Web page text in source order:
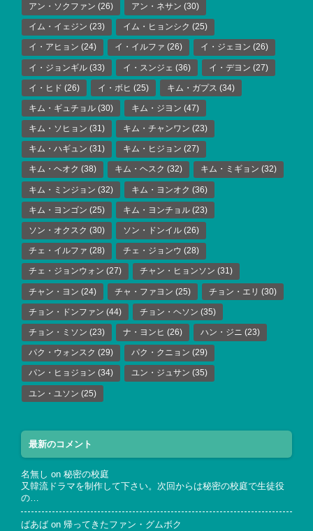
アン・ソクファン (26) アン・ネサン (30)
イム・イェジン (23) イム・ヒョンシク (25)
イ・アヒョン (24) イ・イルファ (26) イ・ジェヨン (26)
イ・ジョンギル (33) イ・スンジェ (36) イ・デヨン (27)
イ・ヒド (26) イ・ボヒ (25) キム・ガプス (34)
キム・ギュチョル (30) キム・ジヨン (47)
キム・ソヒョン (31) キム・チャンワン (23)
キム・ハギュン (31) キム・ヒジョン (27)
キム・ヘオク (38) キム・ヘスク (32) キム・ミギョン (32)
キム・ミンジョン (32) キム・ヨンオク (36)
キム・ヨンゴン (25) キム・ヨンチョル (23)
ソン・オクスク (30) ソン・ドンイル (26)
チェ・イルファ (28) チェ・ジョンウ (28)
チェ・ジョンウォン (27) チャン・ヒョンソン (31)
チャン・ヨン (24) チャ・ファヨン (25) チョン・エリ (30)
チョン・ドンファン (44) チョン・ヘソン (35)
チョン・ミソン (23) ナ・ヨンヒ (26) ハン・ジニ (23)
パク・ウォンスク (29) パク・クニョン (29)
パン・ヒョジョン (34) ユン・ジュサン (35)
ユン・ユソン (25)
最新のコメント
名無し on 秘密の校庭
又韓流ドラマを制作して下さい。次回からは秘密の校庭で生徒役
の…
ばあば on 帰ってきたファン・グムボク